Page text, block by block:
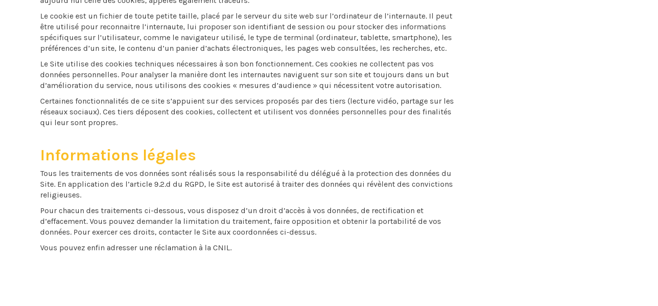
Le cookie est un fichier de toute petite taille, placé par le serveur du site web sur l’ordinateur de l’internaute. Il peut
être utilisé pour reconnaitre l’internaute, lui proposer son identifiant de session ou pour stocker des informations
spécifiques sur l’utilisateur, comme le navigateur utilisé, le type de terminal (ordinateur, tablette, smartphone), les
préférences d’un site, le contenu d’un panier d’achats électroniques, les pages web consultées, les recherches, etc.
Le Site utilise des cookies techniques nécessaires à son bon fonctionnement. Ces cookies ne collectent pas vos
données personnelles. Pour analyser la manière dont les internautes naviguent sur son site et toujours dans un but
d’amélioration du service, nous utilisons des cookies « mesures d’audience » qui nécessitent votre autorisation.
Certaines fonctionnalités de ce site s’appuient sur des services proposés par des tiers (lecture vidéo, partage sur les
réseaux sociaux). Ces tiers déposent des cookies, collectent et utilisent vos données personnelles pour des finalités
qui leur sont propres.
Informations légales
Tous les traitements de vos données sont réalisés sous la responsabilité du délégué à la protection des données du
Site. En application des l’article 9.2.d du RGPD, le Site est autorisé à traiter des données qui révèlent des convictions
religieuses.
Pour chacun des traitements ci-dessous, vous disposez d’un droit d’accès à vos données, de rectification et
d’effacement. Vous pouvez demander la limitation du traitement, faire opposition et obtenir la portabilité de vos
données. Pour exercer ces droits, contacter le Site aux coordonnées ci-dessus.
Vous pouvez enfin adresser une réclamation à la CNIL.